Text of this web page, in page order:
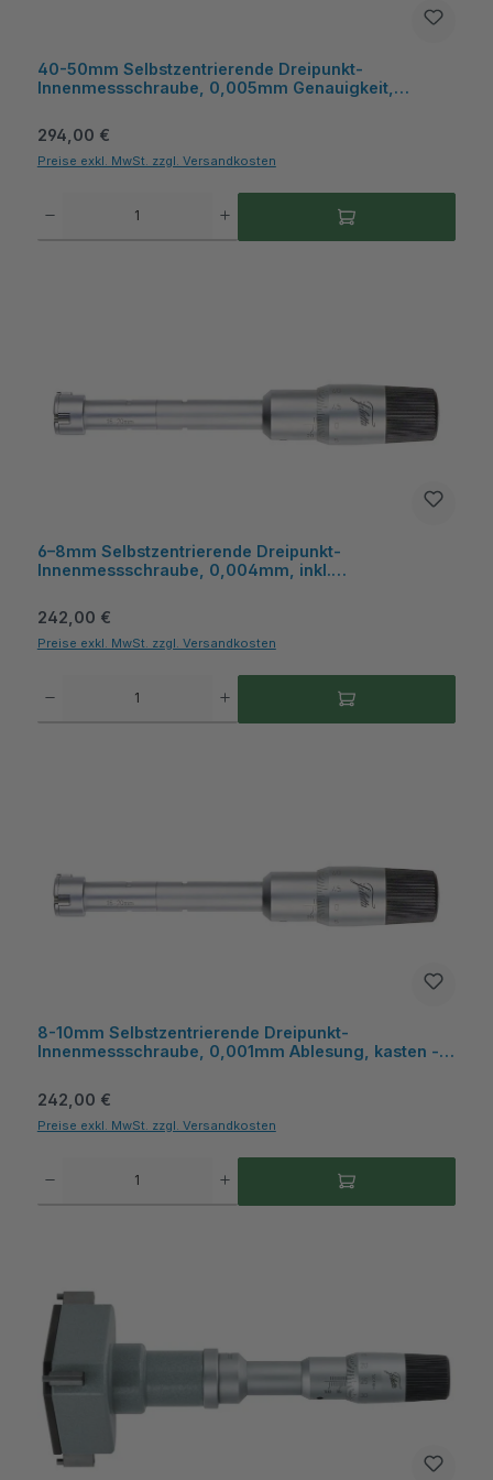
40-50mm Selbstzentrierende Dreipunkt-
Innenmessschraube, 0,005mm Genauigkeit,
IndustryLine
Regulärer Preis:
294,00 €
Preise exkl. MwSt. zzgl. Versandkosten
6–8mm Selbstzentrierende Dreipunkt-
Innenmessschraube, 0,004mm, inkl.
Regulärer Preis:
242,00 €
Preise exkl. MwSt. zzgl. Versandkosten
8-10mm Selbstzentrierende Dreipunkt-
Innenmessschraube, 0,001mm Ablesung, kasten -
Regulärer Preis:
242,00 €
Preise exkl. MwSt. zzgl. Versandkosten